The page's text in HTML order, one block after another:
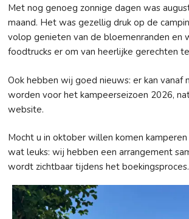
Met nog genoeg zonnige dagen was
maand. Het was gezellig druk op de
volop genieten van de bloemenranden en
foodtrucks er om van heerlijke gerechten
Ook hebben wij goed nieuws: er kan vanaf
worden voor het kampeerseizoen 2026,
website.
Mocht u in oktober willen komen
wat leuks: wij hebben een arrangement
wordt zichtbaar tijdens het boekingsproces.